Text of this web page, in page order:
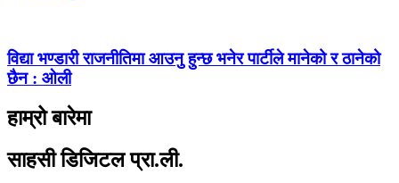
विद्या भण्डारी राजनीतिमा आउनु हुन्छ भनेर पार्टीले मानेको र ठानेको
छैन : ओली
हाम्रो बारेमा
साहसी डिजिटल प्रा.ली.